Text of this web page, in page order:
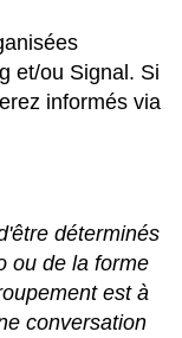
et/ou Signal. Si
informés via
déterminés
ou de la forme
est à
conversation